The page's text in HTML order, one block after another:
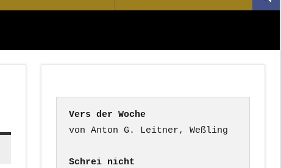
nach:
Vers der Woche
Schrei nicht